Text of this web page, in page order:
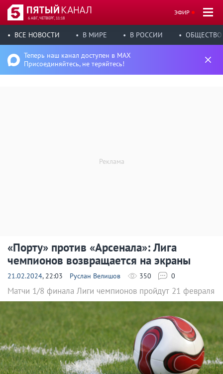
6 АВГ, ЧЕТВЕРГ, 11:18
ЭФИР
ВСЕ НОВОСТИ В МИРЕ В РОССИИ ОБЩЕСТВО
Теперь наш канал доступен в MAX
Присоединяйтесь, не теряйтесь!
«Порту» против «Арсенала»: Лига
чемпионов возвращается на экраны
21.02.2024, 22:03 Руслан Велишов 350 0
Матчи 1/8 финала Лиги чемпионов пройдут 21 февраля